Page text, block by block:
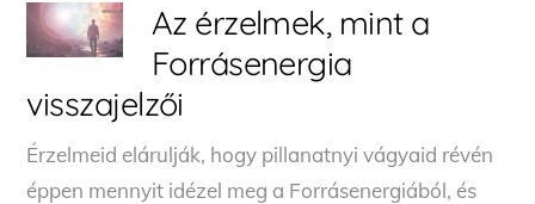
Az érzelmek, mint a
Forrásenergia
visszajelzői
Érzelmeid elárulják, hogy pillanatnyi vágyaid révén
éppen mennyit idézel meg a Forrásenergiából, és